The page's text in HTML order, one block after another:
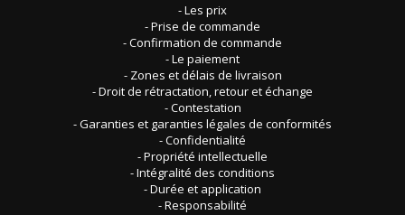
- Les prix
- Prise de commande
- Confirmation de commande
- Le paiement
- Zones et délais de livraison
- Droit de rétractation, retour et échange
- Contestation
- Garanties et garanties légales de conformités
- Confidentialité
- Propriété intellectuelle
- Intégralité des conditions
- Durée et application
- Responsabilité